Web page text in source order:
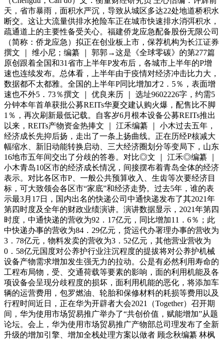
天，省市暴雨，面积水严沉，导致从城区多达22处地道桥积水
断交。这让大流量供排水抢险车正在城市快速排水消弭积水，
疏通道上的主要性备受关心。福建侨龙应急配备股份无限公司
（简称：侨龙应急）拟正在创业板上市，保荐机构为长江证券
撰文 ｜ 维小尼；编纂 ｜ 郭郭→这是《全球零碳》的第277篇
原创跟着全国和31省市上半年P发布后，各城市上半年的P增
速也连续发布。总体看，上半年由于疫情对经济冲击比力大，
数据都不太都雅。全国的上半年P同比增加才2．5％，表面增
速也不外5．73％撰文 ｜ 优良来历 ｜ 选址9602226字，约需5
分钟本年首单获批公募REITs华夏交建认购火爆，配售比不脚
1％，再次刷新最低记载。自客岁6月根本设备公募REITs推出
以来，REITs产物资金热捧文 ｜ 江禾编纂 ｜ 小木过去五年，
经济成长先抑后扬，走出了一条上扬曲线。正在历经P核减大
幅缩水、新旧动能转换启动、三大经济圈划分等变局下，山东
16地市五年间交出了分歧的答卷。对比◎文 ｜ 江禾◎编纂 ｜
小木青岛10区市的经济成长情况，间接摆布着青岛全体的经济
表示。对比各区市P、一般公共预算收入、生齿等次要经济目
标，可大致领会各区市“家底”和经济走势。过去5年，谁的表
示最3月17日，国内出名的快递公司中通快递发布了其2021年
第四时度及全年的财政业绩演讲。演讲数据显示，2021年第四
时度，中通快递的营收为92．17亿元，同比增加11．6％；此
中快递办事的营收为84．29亿元，货运代办署理办事的营收为
3．78亿元，物料发卖的营收为3．52亿元，其他营业营收为
0．58亿元国度对公养护行业注沉程度的提拔将对公养护机械
设备产物需求增加发生强无力的拉动。公是有必然利用寿命的
工程布局物，受、交通荷载等要素的影响，面的利用机能及各
项设备会呈现分歧程度的损坏，面利用机能的恶化，将添加车
辆的运营费用，包罗燃油、轮胎和保修材料的耗损等费用以及
行程时间近日，正在华为开辟者大会2021（Together）召开期
间，华为使用市场贸易推广举办了“共创价值，赋能增加”从题
论坛。会上，华为使用市场贸易推广产物部总司理发布了全新
升级的增加引擎、增加全栈处理方案以做者 顾念秋编纂 林枫